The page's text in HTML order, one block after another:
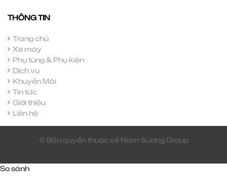
THÔNG TIN
Trang chủ
Xe máy
Phụ tùng & Phụ kiện
Dịch vụ
Khuyến Mãi
Tin tức
Giới thiệu
Liên hệ
© Bản quyền thuộc về Nam Sương Group
So sánh